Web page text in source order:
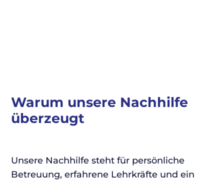
Warum unsere Nachhilfe
überzeugt
Unsere Nachhilfe steht für persönliche
Betreuung, erfahrene Lehrkräfte und ein